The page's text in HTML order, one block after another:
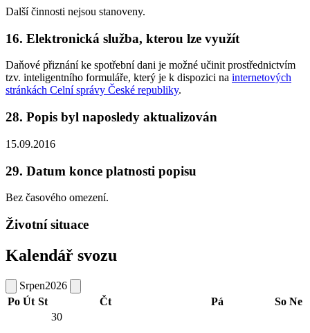
Další činnosti nejsou stanoveny.
16. Elektronická služba, kterou lze využít
Daňové přiznání ke spotřební dani je možné učinit prostřednictvím
tzv. inteligentního formuláře, který je k dispozici na internetových
stránkách Celní správy České republiky.
28. Popis byl naposledy aktualizován
15.09.2016
29. Datum konce platnosti popisu
Bez časového omezení.
Životní situace
Kalendář svozu
Srpen2026
Po Út St Čt Pá So Ne
30